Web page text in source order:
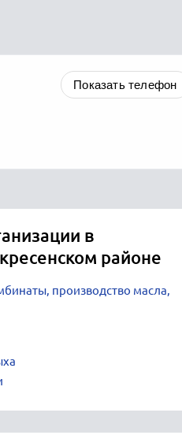
Показать телефон
в
районе
производство масла,